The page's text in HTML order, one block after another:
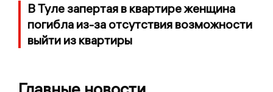
В Туле запертая в квартире женщина
погибла из-за отсутствия возможности
выйти из квартиры